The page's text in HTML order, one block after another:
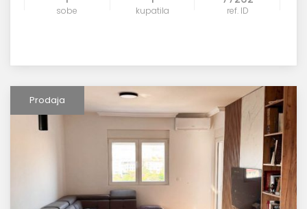
sobe kupatila ref. ID
Prodaja